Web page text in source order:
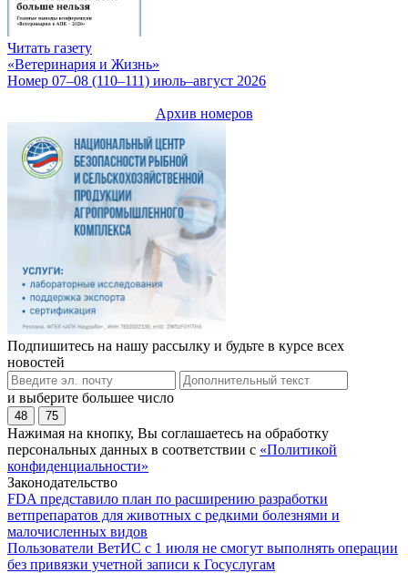
Читать газету
«Ветеринария и Жизнь»
Номер 07–08 (110–111) июль–август 2026
Архив номеров
Подпишитесь на нашу рассылку и будьте в курсе всех
новостей
и выберите большее число
48 75
Нажимая на кнопку, Вы соглашаетесь на обработку
персональных данных в соответствии с «Политикой
конфиденциальности»
Законодательство
FDA представило план по расширению разработки
ветпрепаратов для животных с редкими болезнями и
малочисленных видов
Пользователи ВетИС с 1 июля не смогут выполнять операции
без привязки учетной записи к Госуслугам